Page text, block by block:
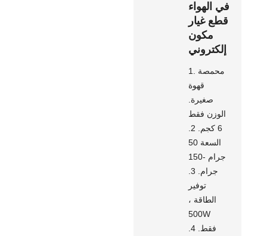
في الهواء
قطع غيار
مكون
إلكتروني
1. محمصة
قهوة
صغيرة.
الوزن فقط
السعة 50
جرام -150
جرام. 3.
توفير
الطاقة ،
500W
فقط. 4.